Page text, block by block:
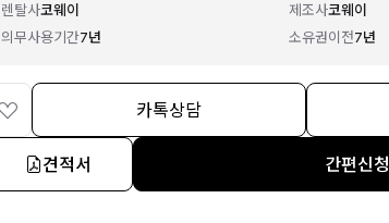
렌탈사코웨이 제조사코웨이
의무사용기간7년 소유권이전7년
카톡상담
견적서 간편신청